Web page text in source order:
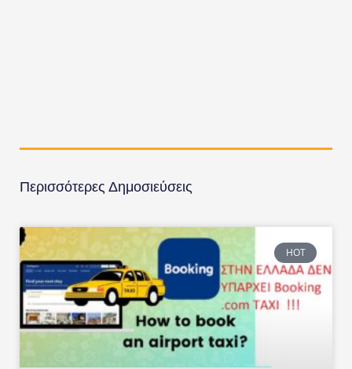
Περισσότερες Δημοσιεύσεις
HOT